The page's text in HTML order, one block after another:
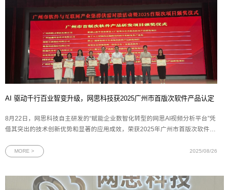
AI 驱动千行百业智变升级，网思科技获2025广州市首版次软件产品认定
8月22日，网思科技自主研发的“赋能企业数智化转型的网思AI视频分析平台”凭
借其突出的技术创新优势和显著的应用成效，荣获2025年广州市首版次软件产
技多年来坚持自主研发、深耕数智化领域的有力见证。图为网思科技代表（右
MORE > 2025/08/26